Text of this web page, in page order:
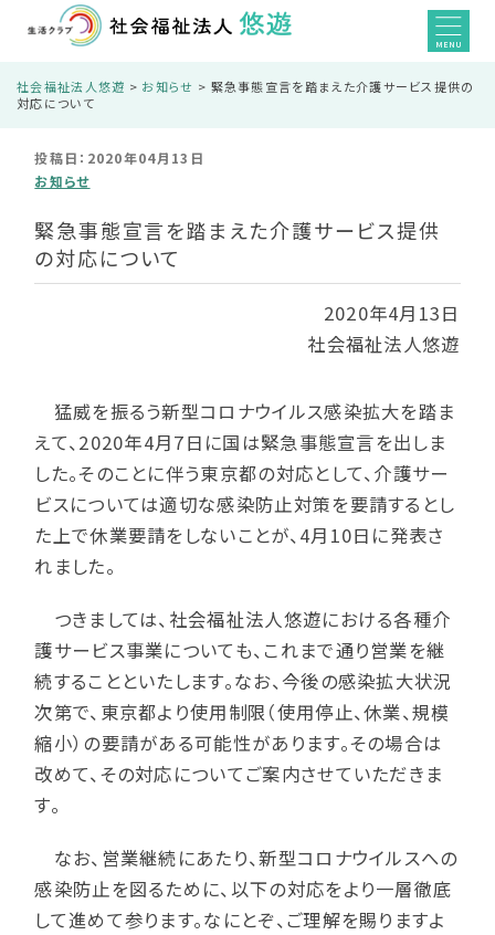
MENU
社会福祉法人悠遊 > お知らせ > 緊急事態宣言を踏まえた介護サービス提供の
対応について
投稿日：2020年04月13日
お知らせ
緊急事態宣言を踏まえた介護サービス提供
の対応について
2020年4月13日
社会福祉法人悠遊
猛威を振るう新型コロナウイルス感染拡大を踏ま
えて、2020年4月7日に国は緊急事態宣言を出しま
した。そのことに伴う東京都の対応として、介護サー
ビスについては適切な感染防止対策を要請するとし
た上で休業要請をしないことが、4月10日に発表さ
れました。
つきましては、社会福祉法人悠遊における各種介
護サービス事業についても、これまで通り営業を継
続することといたします。なお、今後の感染拡大状況
次第で、東京都より使用制限（使用停止、休業、規模
縮小）の要請がある可能性があります。その場合は
改めて、その対応についてご案内させていただきま
す。
なお、営業継続にあたり、新型コロナウイルスへの
感染防止を図るために、以下の対応をより一層徹底
して進めて参ります。なにとぞ、ご理解を賜りますよ